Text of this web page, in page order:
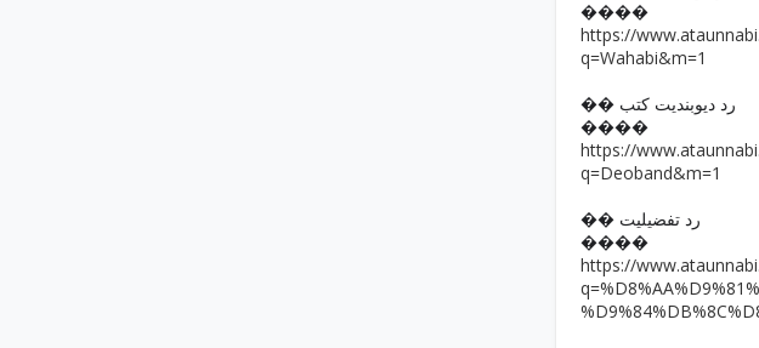
����
https://
q=Wahabi&m=1
�� رد دیوبندیت کتب
����
https://
q=Deoband&m=1
�� رد تفضیلیت
����
https://